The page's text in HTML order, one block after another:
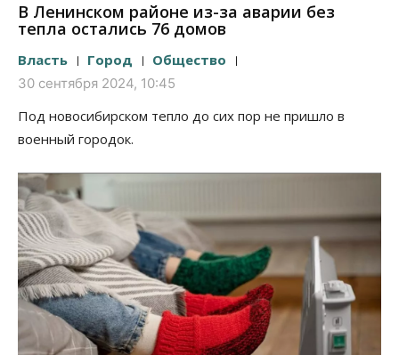
В Ленинском районе из-за аварии без
тепла остались 76 домов
Власть Город Общество
30 сентября 2024, 10:45
Под новосибирском тепло до сих пор не пришло в
военный городок.